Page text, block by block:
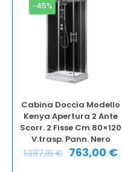
-45%
Cabina Doccia Modello
Kenya Apertura 2 Ante
Scorr. 2 Fisse Cm 80×120
V.trasp. Pann. Nero
1.387,16€ 763,00 €